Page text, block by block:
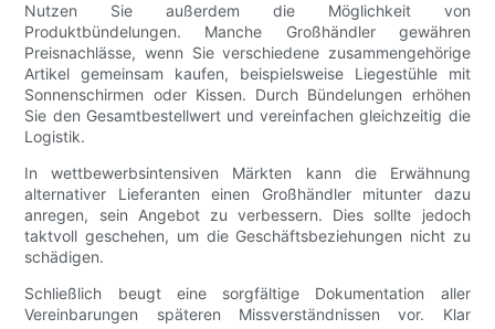
Nutzen Sie außerdem die Möglichkeit von
Produktbündelungen. Manche Großhändler gewähren
Preisnachlässe, wenn Sie verschiedene zusammengehörige
Artikel gemeinsam kaufen, beispielsweise Liegestühle mit
Sonnenschirmen oder Kissen. Durch Bündelungen erhöhen
Sie den Gesamtbestellwert und vereinfachen gleichzeitig die
Logistik.
In wettbewerbsintensiven Märkten kann die Erwähnung
alternativer Lieferanten einen Großhändler mitunter dazu
anregen, sein Angebot zu verbessern. Dies sollte jedoch
taktvoll geschehen, um die Geschäftsbeziehungen nicht zu
schädigen.
Schließlich beugt eine sorgfältige Dokumentation aller
Vereinbarungen späteren Missverständnissen vor. Klar